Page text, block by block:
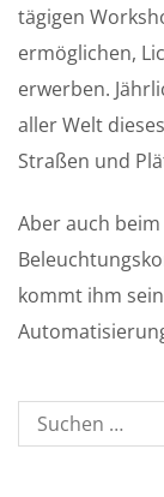
tägigen
ermöglichen,
erwerben.
aller Welt
Straßen und
Aber auch
kommt ihm
Suche
nach: